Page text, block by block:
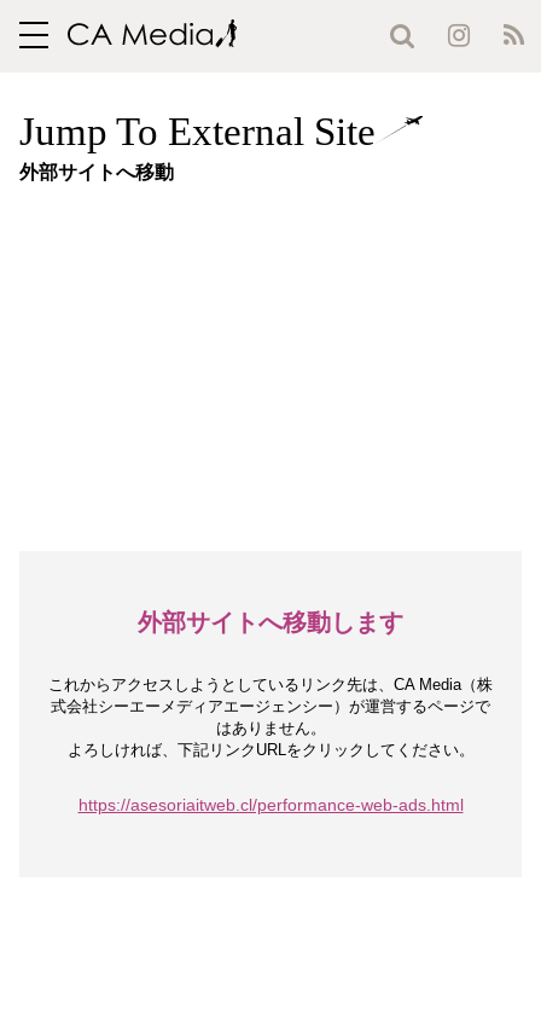
toggle
Jump To External Site
外部サイトへ移動
外部サイトへ移動します
これからアクセスしようとしているリンク先は、 CA Media（株
式会社シーエーメディアエージェンシー）が運営するページで
はありません。
よろしければ、下記リンクURLをクリックしてください。
https://asesoriaitweb.cl/performance-web-ads.html